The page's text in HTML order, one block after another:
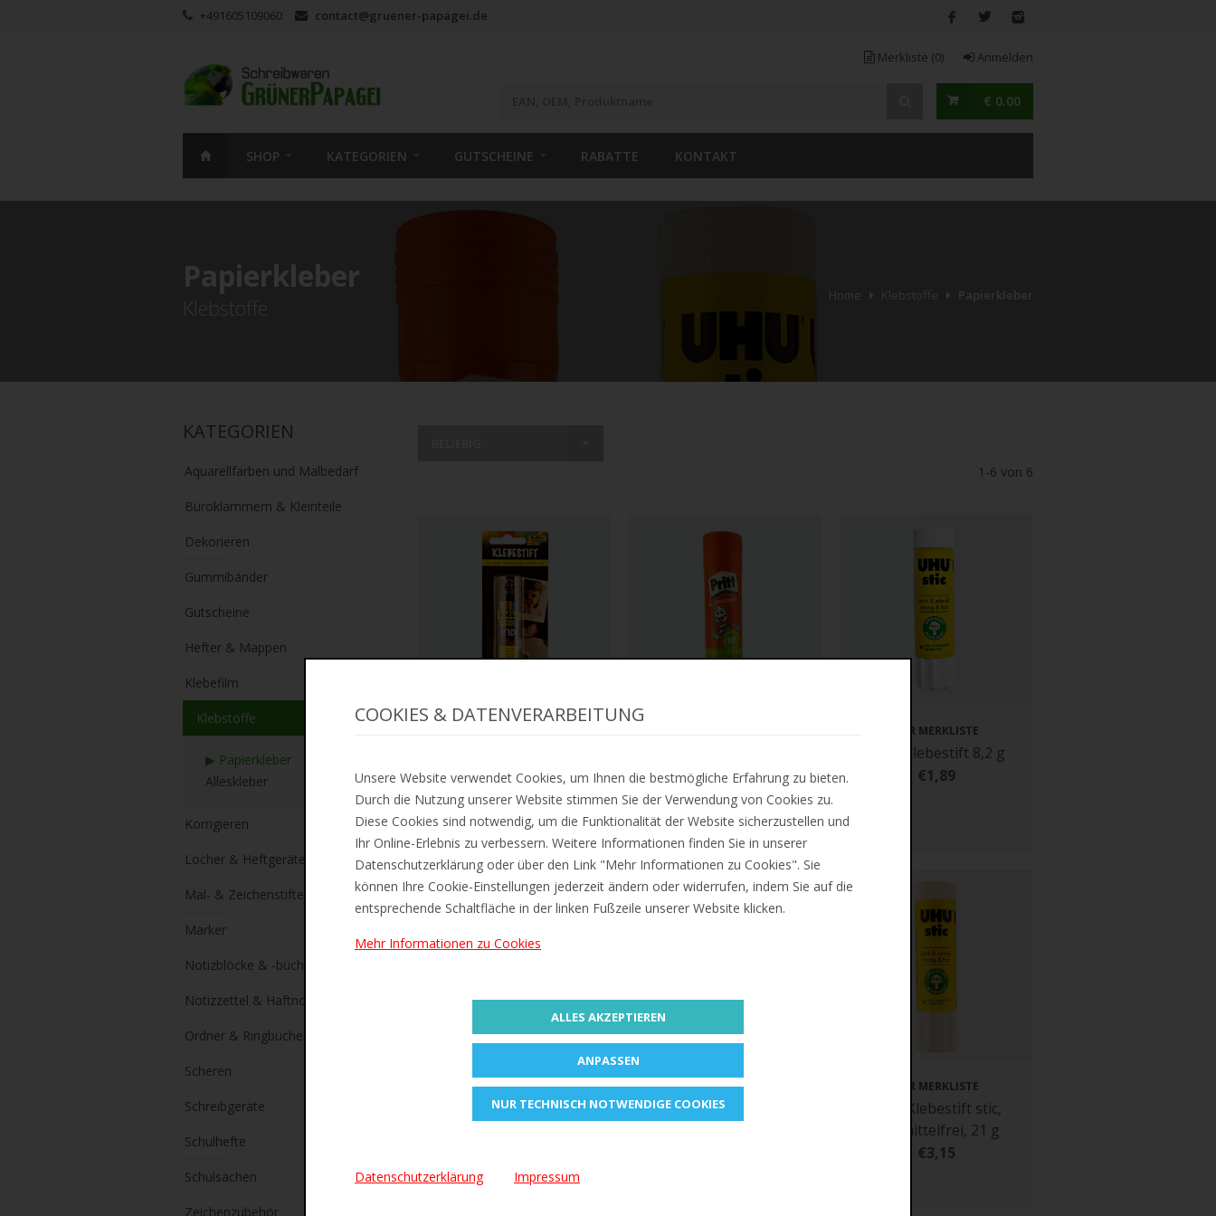
+491605109060 contact@gruener-papagei.de
Merkliste (0) Anmelden
€ 0.00
SHOP KATEGORIEN GUTSCHEINE RABATTE KONTAKT
COOKIES & DATENVERARBEITUNG
Unsere Website verwendet Cookies, um Ihnen die bestmögliche Erfahrung zu bieten.
Durch die Nutzung unserer Website stimmen Sie der Verwendung von Cookies zu.
Diese Cookies sind notwendig, um die Funktionalität der Website sicherzustellen und
Ihr Online-Erlebnis zu verbessern. Weitere Informationen finden Sie in unserer
Datenschutzerklärung oder über den Link "Mehr Informationen zu Cookies". Sie
können Ihre Cookie-Einstellungen jederzeit ändern oder widerrufen, indem Sie auf die
entsprechende Schaltfläche in der linken Fußzeile unserer Website klicken.
Mehr Informationen zu Cookies
ALLES AKZEPTIEREN
ANPASSEN
NUR TECHNISCH NOTWENDIGE COOKIES
Datenschutzerklärung Impressum
Papierkleber
Klebstoffe Home Klebstoffe Papierkleber
KATEGORIEN
Aquarellfarben und Malbedarf
Büroklammern & Kleinteile
Dekorieren
Gummibänder
Gutscheine
Hefter & Mappen
Klebefilm
Klebstoffe
▶ Papierkleber
Alleskleber
Korrigieren
Locher & Heftgeräte
Mal- & Zeichenstifte
Marker
Notizblöcke & -bücher
Notizzettel & Haftnotizen
Ordner & Ringbücher
Scheren
Schreibgeräte
Schulhefte
Schulsachen
Zeichenzubehör
1-6 von 6
Bastelkleber/Klebestift
"Stick", 20 g
€3,02
€3,39
ZUR MERKLISTE
UHU Klebestift 8,2 g
€1,89
ZUR MERKLISTE
UHU Klebestift RENATURE
ZUR MERKLISTE
UHU Klebestift stic MAGIC
ZUR MERKLISTE
UHU Klebestift stic,
lösemittelfrei, 21 g
€3,15